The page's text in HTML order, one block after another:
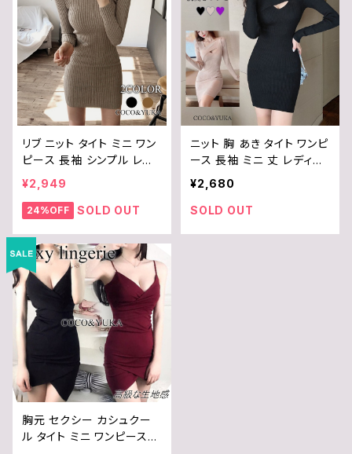
リブ ニット タイト ミニ ワン
ピース 長袖 シンプル レデ
ィース おしゃれ ルームウェ
ア かわいい セクシー / CO
CO&YUKA / 黒 / ベージュ
¥2,949
24%OFF SOLD OUT
ニット 胸 あき タイト ワンピ
ース 長袖 ミニ 丈 レディー
ス / COCO&YUKA / 紫 /
薄茶 / ブラック / M / B08
QN5JRGZ
¥2,680
SOLD OUT
胸元 セクシー カシュクー
ル タイト ミニ ワンピース